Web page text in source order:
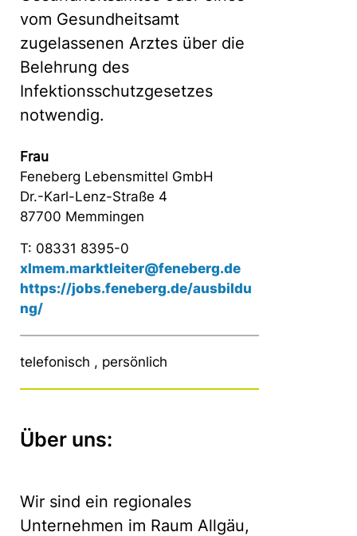
vom Gesundheitsamt
zugelassenen Arztes über die
Belehrung des
Infektionsschutzgesetzes
notwendig.
Frau
Feneberg Lebensmittel GmbH
Dr.-Karl-Lenz-Straße 4
87700 Memmingen
T: 08331 8395-0
xlmem.marktleiter@feneberg.de
https://jobs.feneberg.de/ausbildu
ng/
telefonisch , persönlich
Über uns:
Wir sind ein regionales
Unternehmen im Raum Allgäu,